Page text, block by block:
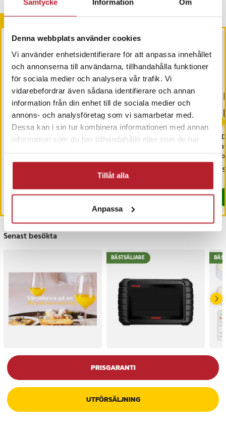
Samtycke Information Om
Denna webbplats använder cookies
Vi använder enhetsidentifierare för att anpassa innehållet
och annonserna till användarna, tillhandahålla funktioner
för sociala medier och analysera vår trafik. Vi
vidarebefordrar även sådana identifierare och annan
information från din enhet till de sociala medier och
annons- och analysföretag som vi samarbetar med.
Dessa kan i sin tur kombinera informationen med annan
information som du har tillhandahållit eller som de har
Tillåt alla
Anpassa
Andra köpte också
SATA Förlängningskabel
I lager, levereras inom 1-2 vardagar
Köp
Micro-USB till USB-C-
Pris:
79 kr
I lager, levereras inom 1-2 vardagar
Köp
Senast besökta
BÄSTSÄLJARE
PRISGARANTI
UTFÖRSÄLJNING